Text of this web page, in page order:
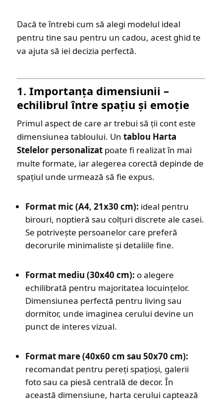
Dacă te întrebi cum să alegi modelul ideal
pentru tine sau pentru un cadou, acest ghid te
va ajuta să iei decizia perfectă.
1. Importanța dimensiunii –
echilibrul între spațiu și emoție
Primul aspect de care ar trebui să ții cont este
dimensiunea tabloului. Un tablou Harta
Stelelor personalizatpoate fi realizat în mai
multe formate, iar alegerea corectă depinde de
spațiul unde urmează să fie expus.
Format mic (A4, 21x30 cm): ideal pentru
birouri, noptieră sau colțuri discrete ale casei.
Se potrivește persoanelor care preferă
decorurile minimaliste și detaliile fine.
Format mediu (30x40 cm): o alegere
echilibrată pentru majoritatea locuințelor.
Dimensiunea perfectă pentru living sau
dormitor, unde imaginea cerului devine un
punct de interes vizual.
Format mare (40x60 cm sau 50x70 cm):
recomandat pentru pereți spațioși, galerii
foto sau ca piesă centrală de decor. În
această dimensiune, harta cerului captează